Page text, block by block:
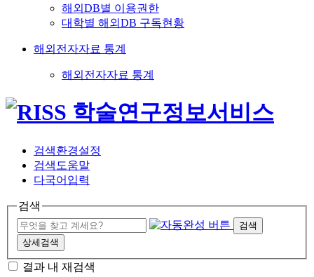
해외DB별 이용권한
대학별 해외DB 구독현황
해외전자자료 통계
해외전자자료 통계
검색환경설정
검색도움말
다국어입력
검색
검색
상세검색
결과 내 재검색